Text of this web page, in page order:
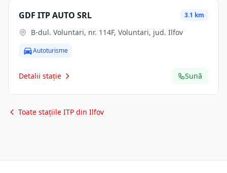
GDF ITP AUTO SRL 3.1 km
B-dul. Voluntari, nr. 114F, Voluntari, jud. Ilfov
Autoturisme
Detalii stație Sună
Toate stațiile ITP din Ilfov